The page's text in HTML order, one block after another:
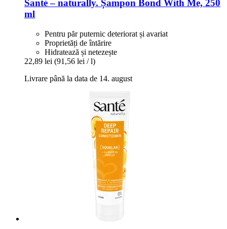
Santé – naturally. Șampon Bond With Me, 250
ml
Pentru păr puternic deteriorat și avariat
Proprietăți de întărire
Hidratează și netezește
22,89 lei (91,56 lei / l)
Livrare până la data de 14. august